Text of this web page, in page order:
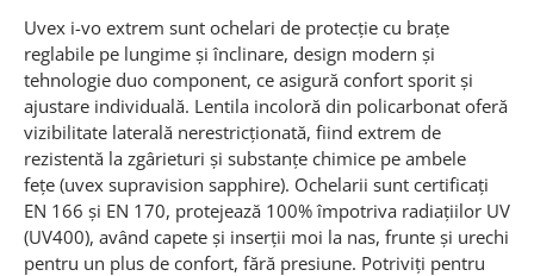
Uvex i-vo extrem sunt ochelari de protecție cu brațe
reglabile pe lungime și înclinare, design modern și
tehnologie duo component, ce asigură confort sporit și
ajustare individuală. Lentila incoloră din policarbonat oferă
vizibilitate laterală nerestricționată, fiind extrem de
rezistentă la zgârieturi și substanțe chimice pe ambele
fețe (uvex supravision sapphire). Ochelarii sunt certificați
EN 166 și EN 170, protejează 100% împotriva radiațiilor UV
(UV400), având capete și inserții moi la nas, frunte și urechi
pentru un plus de confort, fără presiune. Potriviți pentru